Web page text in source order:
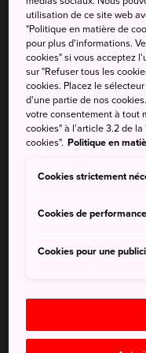
un endroit calme,
autre ancienne
À ne pas
Le grand
La vieille ville
Comment s'y
Depuis Kyoto : à la
utilisation de ce site web
"Politique en matière de
pour plus d'informations.
cookies" si vous acceptez
sur "Refuser tous les
cookies. Placez le
d'une partie de nos
votre consentement à tout
cookies" à l'article 3.2 de
cookies". Politique en
Cookies strictement
Cookies de performance
Cookies pour une